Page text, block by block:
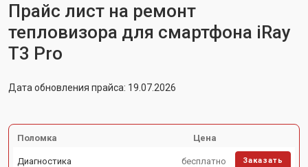
Прайс лист на ремонт
тепловизора для смартфона iRay
T3 Pro
Дата обновления прайса: 19.07.2026
Поломка Цена
Диагностика бесплатно Заказать